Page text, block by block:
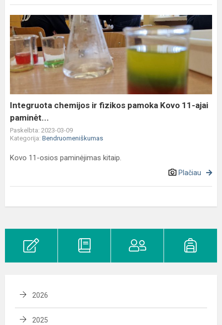
Integruota
chemijos
ir
fizikos
pamoka
ajai
paminėt...
Integruota chemijos ir fizikos pamoka Kovo 11-ajai
paminėt...
Paskelbta: 2023-03-09
Kategorija: Bendruomeniškumas
Kovo 11-osios paminėjimas kitaip.
Plačiau
2026
2025